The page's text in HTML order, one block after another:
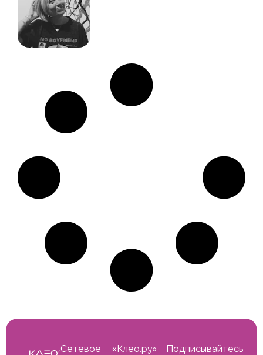
Сетевое «Клео.ру» Подписывайтесь